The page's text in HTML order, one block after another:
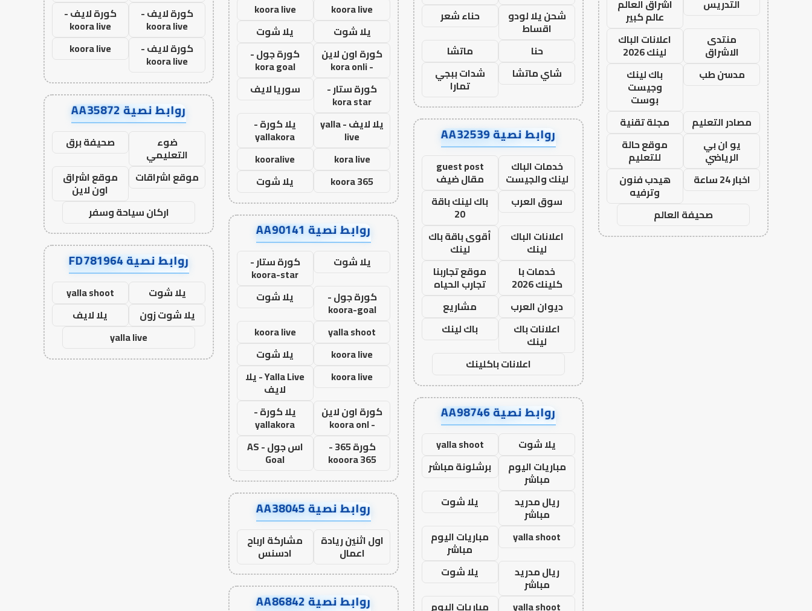
التدريس
اشراق العالم
عالم كبير
منتدى
الاشراق
اعلانات الباك
لينك 2026
مدسن طب
باك لينك
وجيست
بوست
مصادر التعليم
مجلة تقنية
يو ان بي
الرياضي
موقع حالة
للتعليم
اخبار 24 ساعة
هيدب فنون
وترفيه
صحيفة العالم
شحن يلا لودو
اقساط
حناء شعر
حنا
ماتشا
شاي ماتشا
شدات ببجي
تمارا
روابط نصية AA32539
خدمات الباك
لينك والجيست
guest post
مقال ضيف
سوق العرب
باك لينك باقة
20
اعلانات الباك
لينك
أقوى باقة باك
لينك
خدمات با
كلينك 2026
موقع تجاربنا
تجارب الحياه
ديوان العرب
مشاريع
اعلانات باك
لينك
باك لينك
اعلانات باكلينك
روابط نصية AA98746
يلا شوت
yalla shoot
مباريات اليوم
مباشر
برشلونة مباشر
ريال مدريد
مباشر
يلا شوت
yalla shoot
مباريات اليوم
مباشر
ريال مدريد
مباشر
يلا شوت
yalla shoot
مباريات اليوم
koora live
koora live
يلا شوت
يلا شوت
كورة اون لاين
- kora onli
كورة جول -
kora goal
كورة ستار -
kora star
سوريا لايف
يلا لايف - yalla
live
يلا كورة -
yallakora
kora live
kooralive
koora 365
يلا شوت
روابط نصية AA90141
يلا شوت كورة ستار -
koora-star
كورة جول -
koora-goal
يلا شوت
yalla shoot
koora live
koora live
يلا شوت
koora live
Yalla Live - يلا
لايف
كورة اون لاين
- koora onl
يلا كورة -
yallakora
كورة 365 -
kooora 365
اس جول - AS
Goal
روابط نصية AA38045
اول اثنين ريادة
اعمال
مشاركة ارباح
ادسنس
روابط نصية AA86842
كورة لايف -
koora live
كورة لايف -
koora live
كورة لايف -
koora live
koora live
روابط نصية AA35872
ضوء
التعليمي
صحيفة برق
موقع اشراقات
موقع اشراق
اون لاين
اركان سياحة وسفر
روابط نصية FD781964
يلا شوت
yalla shoot
يلا شوت زون
يلا لايف
yalla live